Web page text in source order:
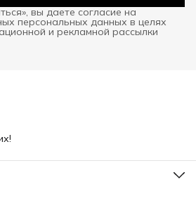
вы даете согласие на
персональных данных в целях
и рекламной рассылки